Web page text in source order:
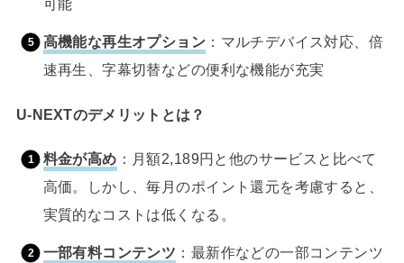
高機能な再生オプション ：マルチデバイス対応、倍
速再生、字幕切替などの便利な機能が充実
U-NEXTのデメリットとは？
料金が高め ：月額2,189円と他のサービスと比べて
高価。しかし、毎月のポイント還元を考慮すると、
実質的なコストは低くなる。
一部有料コンテンツ ：最新作などの一部コンテンツ